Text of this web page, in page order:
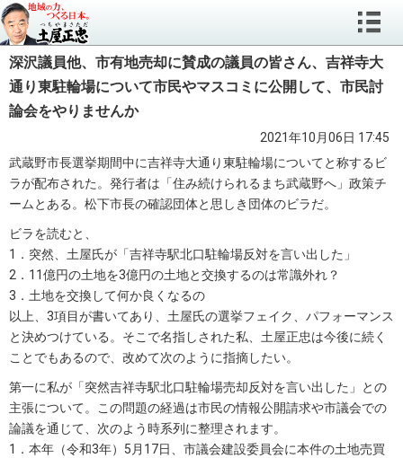
深沢議員他、市有地売却に賛成の議員の皆さん、吉祥寺大
通り東駐輪場について市民やマスコミに公開して、市民討
論会をやりませんか
2021年10月06日 17:45
武蔵野市長選挙期間中に吉祥寺大通り東駐輪場についてと称するビ
ラが配布された。発行者は「住み続けられるまち武蔵野へ」政策チ
ームとある。松下市長の確認団体と思しき団体のビラだ。
ビラを読むと、
1．突然、土屋氏が「吉祥寺駅北口駐輪場反対を言い出した」
2．11億円の土地を3億円の土地と交換するのは常識外れ？
3．土地を交換して何か良くなるの
以上、3項目が書いてあり、土屋氏の選挙フェイク、パフォーマンス
と決めつけている。そこで名指しされた私、土屋正忠は今後に続く
ことでもあるので、改めて次のように指摘したい。
第一に私が「突然吉祥寺駅北口駐輪場売却反対を言い出した」との
主張について。この問題の経過は市民の情報公開請求や市議会での
論議を通じて、次のよう時系列に整理されます。
1．本年（令和3年）5月17日、市議会建設委員会に本件の土地売買